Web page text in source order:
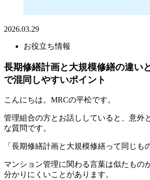
2026.03.29
お役立ち情報
長期修繕計画と大規模修繕の違い
で混同しやすいポイント
こんにちは。MRCの平松です。
管理組合の方とお話ししていると、意外
な質問です。
「長期修繕計画と大規模修繕って同じも
マンション管理に関わる言葉は似たもの
分かりにくいことがあります。